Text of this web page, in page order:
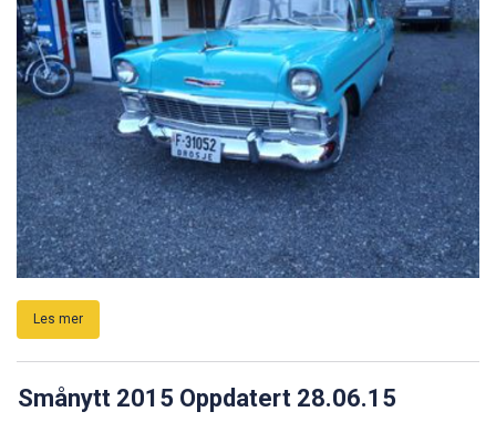
Les mer
Smånytt 2015 Oppdatert 28.06.15